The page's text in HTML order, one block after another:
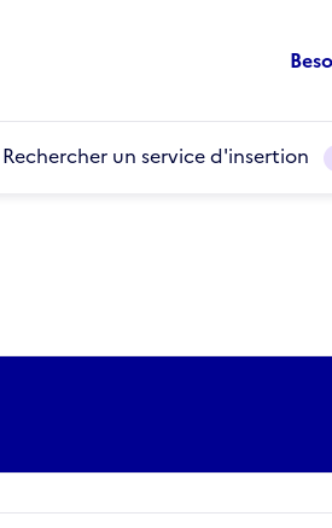
Rechercher un service d'insertion